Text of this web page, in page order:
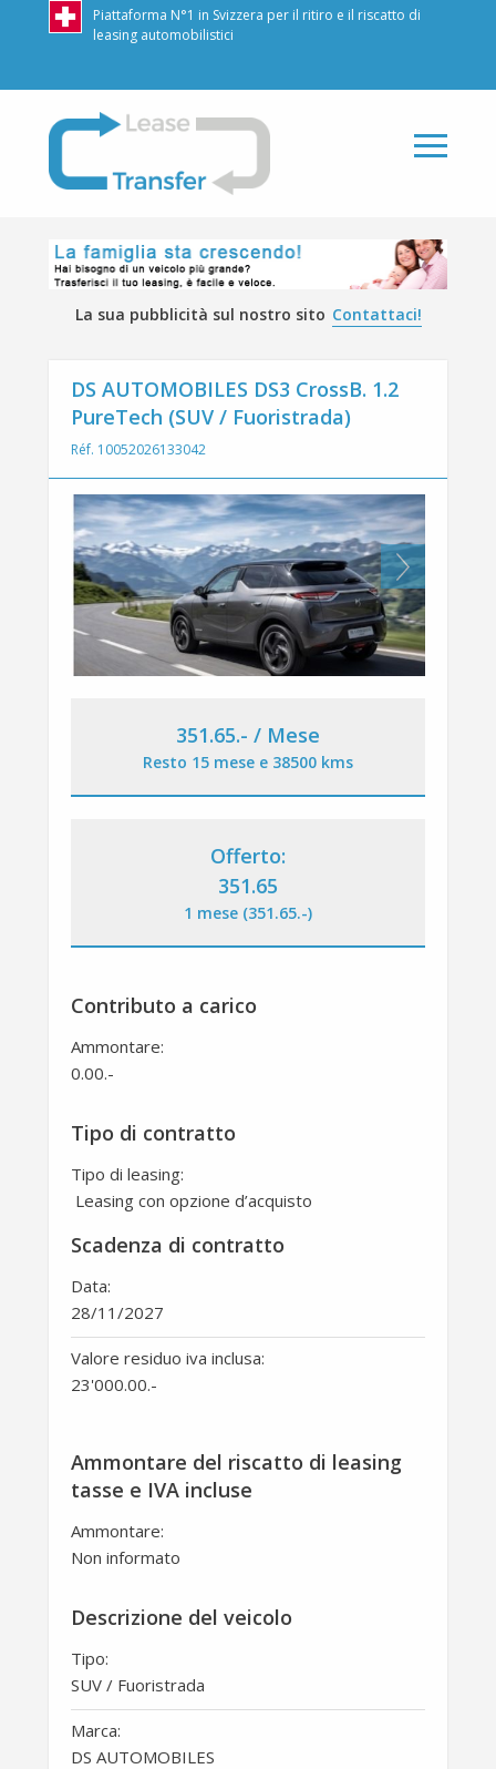
Piattaforma N°1 in Svizzera per il ritiro e il riscatto di
leasing automobilistici
LeaseTransfer
La sua pubblicità sul nostro sito Contattaci!
DS AUTOMOBILES DS3 CrossB. 1.2
PureTech (SUV / Fuoristrada)
Réf. 10052026133042
Next
351.65.- / Mese
Resto 15 mese e 38500 kms
Offerto:
351.65
1 mese (351.65.-)
Contributo a carico
Ammontare:
0.00.-
Tipo di contratto
Tipo di leasing:
Leasing con opzione d’acquisto
Scadenza di contratto
Data:
28/11/2027
Valore residuo iva inclusa:
23'000.00.-
Ammontare del riscatto di leasing
tasse e IVA incluse
Ammontare:
Non informato
Descrizione del veicolo
Tipo:
SUV / Fuoristrada
Marca:
DS AUTOMOBILES